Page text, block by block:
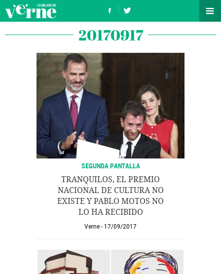
20170917
SEGUNDA PANTALLA
TRANQUILOS, EL PREMIO
NACIONAL DE CULTURA NO
EXISTE Y PABLO MOTOS NO
LO HA RECIBIDO
Verne 17/09/2017